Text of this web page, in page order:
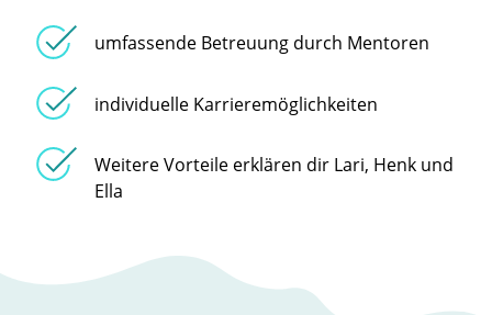
umfassende Betreuung durch Mentoren
individuelle Karrieremöglichkeiten
Weitere Vorteile erklären dir Lari, Henk und
Ella